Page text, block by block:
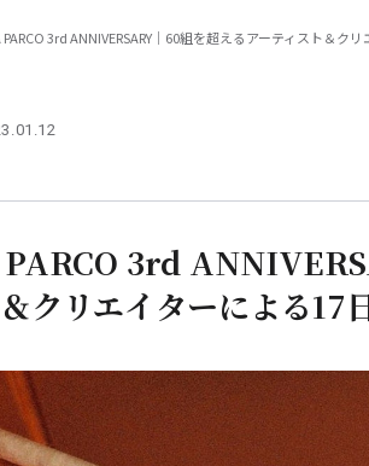
PARCO 3rd ANNIVERSARY｜60組を超えるアーティスト＆ク
3rd
クリエイターによる17